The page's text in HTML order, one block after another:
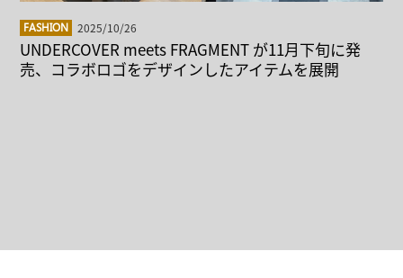
FASHION 2025/10/26
UNDERCOVER meets FRAGMENT が11月下旬に発
売、コラボロゴをデザインしたアイテムを展開